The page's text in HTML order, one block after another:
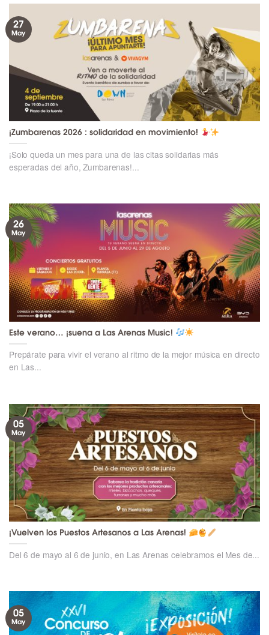
¡Zumbarenas 2026 : solidaridad en movimiento!
¡Solo queda un mes para una de las citas solidarias más
esperadas del año, Zumbarenas!...
27
May
Este verano… ¡suena a Las Arenas Music!
Prepárate para vivir el verano al ritmo de la mejor música en directo
en Las...
26
May
¡Vuelven los Puestos Artesanos a Las Arenas!
Del 6 de mayo al 6 de junio, en Las Arenas celebramos el Mes de...
05
May
05
May